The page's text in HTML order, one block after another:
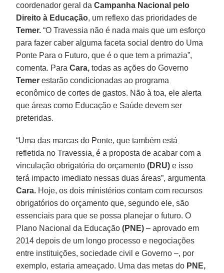
coordenador geral daCampanha Nacional pelo
Direito à Educação, um reflexo das prioridades de
Temer. “O Travessia não é nada mais que um esforço
para fazer caber alguma faceta social dentro do Uma
Ponte Para o Futuro, que é o que tem a primazia”,
comenta. ParaCara, todas as ações do Governo
Temer estarão condicionadas ao programa
econômico de cortes de gastos. Não à toa, ele alerta
que áreas como Educação e Saúde devem ser
preteridas.
“Uma das marcas do Ponte, que também está
refletida no Travessia, é a proposta de acabar com a
vinculação obrigatória do orçamento(DRU) e isso
terá impacto imediato nessas duas áreas”, argumenta
Cara. Hoje, os dois ministérios contam com recursos
obrigatórios do orçamento que, segundo ele, são
essenciais para que se possa planejar o futuro. O
Plano Nacional da Educação(PNE) – aprovado em
2014 depois de um longo processo e negociações
entre instituições, sociedade civil e Governo –, por
exemplo, estaria ameaçado. Uma das metas do PNE,